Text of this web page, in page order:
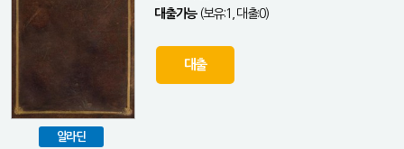
알라딘
대출가능(보유:1, 대출:0)
대출